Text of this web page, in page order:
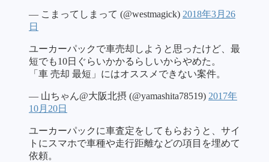
— こまってしまって (@westmagick) 2018年3月26
日
ユーカーパックで車売却しようと思ったけど、最
短でも10日ぐらいかかるらしいからやめた。
「車 売却 最短」にはオススメできない案件。
— 山ちゃん@大阪北摂 (@yamashita78519) 2017年
10月20日
ユーカーパックに車査定をしてもらおうと、サイ
トにスマホで車種や走行距離などの項目を埋めて
依頼。